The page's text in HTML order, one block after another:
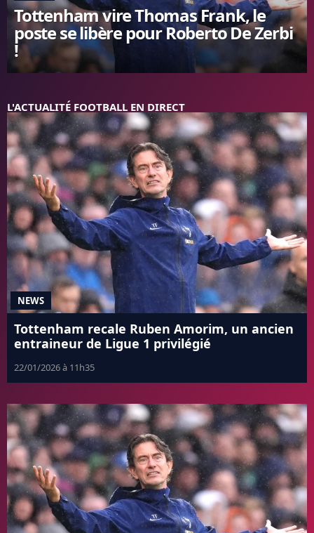
FC BARCELONE
MANCHESTER UNITED
CHELSEA
ARSENAL
L'AVIS DE LA RÉDAC'
Tottenham vire Thomas Frank, le
poste se libère pour Roberto De Zerbi
!
L'ACTUALITÉ FOOTBALL EN DIRECT
NEWS
Tottenham recale Ruben Amorim, un ancien
entraineur de Ligue 1 privilégié
22/01/2026 à 11h35